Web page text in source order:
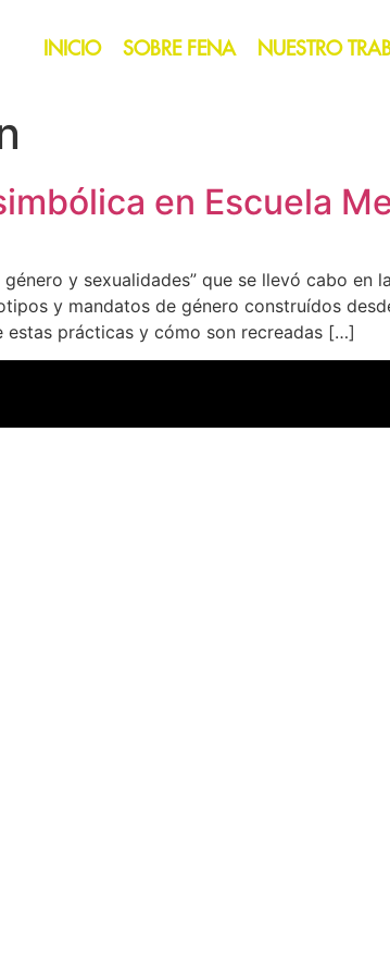
INICIO SOBRE FENA NUESTRO
en Escuela
y sexualidades” que se llevó cabo en
y mandatos de género construídos
prácticas y cómo son recreadas […]